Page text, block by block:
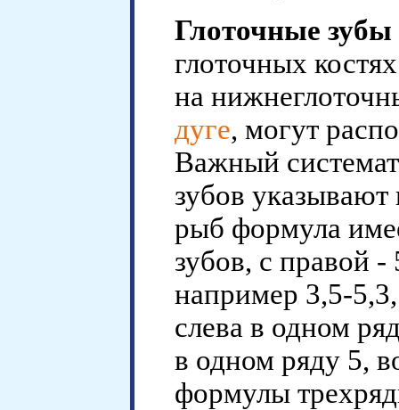
Глоточные зубы
глоточных
на
дуге, могут
Важный
зубов
рыб формула
зубов, с правой
например 3,5-
слева в одном
в одном ряду 5,
формулы